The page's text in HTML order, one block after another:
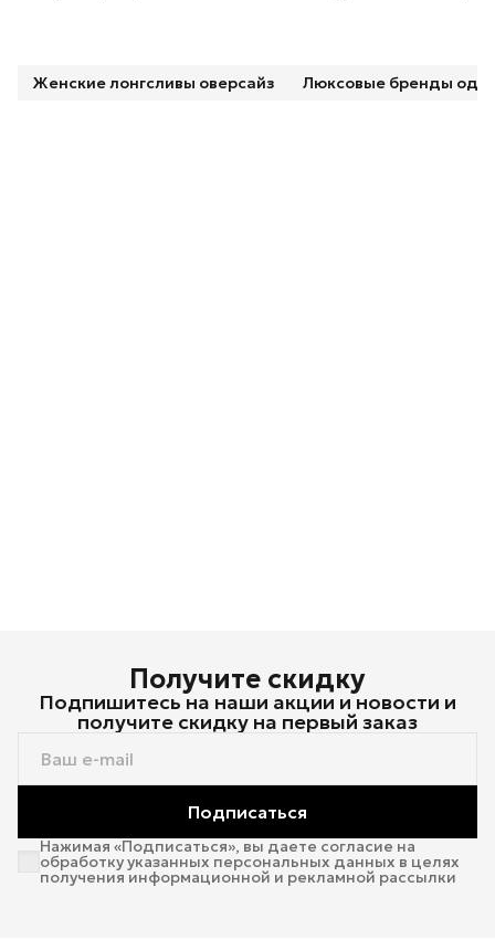
Женские лонгсливы оверсайз Люксовые бренды
Получите скидку
Подпишитесь на наши акции и новости и
получите скидку на первый заказ
Подписаться
Нажимая «Подписаться», вы даете согласие на
обработку указанных персональных данных в целях
получения информационной и рекламной рассылки